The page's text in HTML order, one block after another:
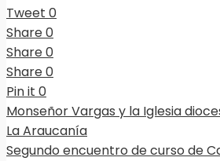
Tweet 0
Share0
Share0
Share0
Pin it 0
Monseñor Vargas y la Iglesia
La Araucanía
Segundo encuentro de curso de